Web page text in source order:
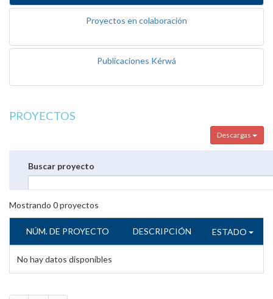
Proyectos en colaboración
Publicaciones Kérwá
PROYECTOS
Descargas
Buscar proyecto
Mostrando 0proyectos
NÚM. DE PROYECTO DESCRIPCIÓN ESTADO
No hay datos disponibles